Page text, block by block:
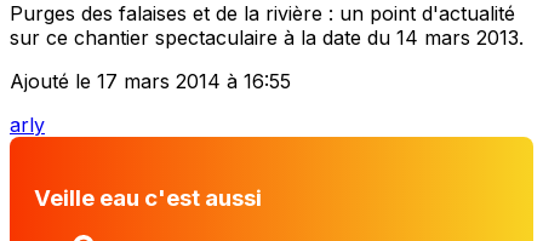
Purges des falaises et de la rivière : un point d'actualité
sur ce chantier spectaculaire à la date du 14 mars 2013.
Ajouté le 17 mars 2014 à 16:55
arly
Veille eau c'est aussi